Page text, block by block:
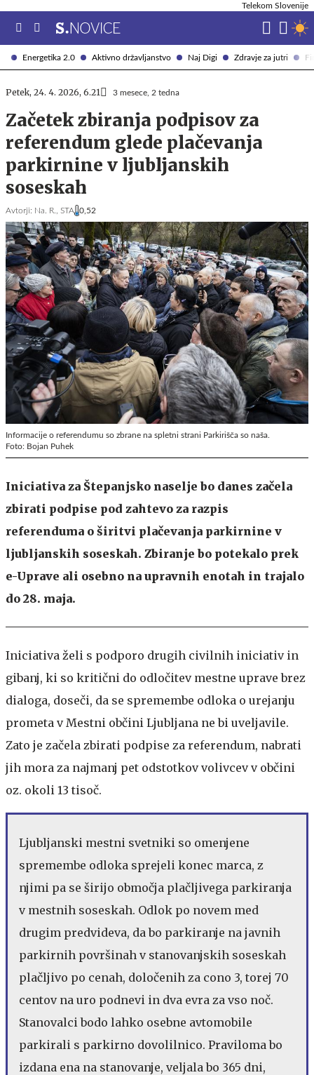
Energetika 2.0 Aktivno državljanstvo Naj Digi Zdravje za jutri
Telekom Slovenije
Petek, 24. 4. 2026, 6.21 3 mesece, 2 tedna
Začetek zbiranja podpisov za
referendum glede plačevanja
parkirnine v ljubljanskih
soseskah
Avtorji: Na. R., STA 0,52
Informacije o referendumu so zbrane na spletni strani Parkirišča so naša.
Foto: Bojan Puhek
Iniciativa za Štepanjsko naselje bo danes začela
zbirati podpise pod zahtevo za razpis
referenduma o širitvi plačevanja parkirnine v
ljubljanskih soseskah. Zbiranje bo potekalo prek
e-Uprave ali osebno na upravnih enotah in trajalo
do 28. maja.
Iniciativa želi s podporo drugih civilnih iniciativ in
gibanj, ki so kritični do odločitev mestne uprave brez
dialoga, doseči, da se spremembe odloka o urejanju
prometa v Mestni občini Ljubljana ne bi uveljavile.
Zato je začela zbirati podpise za referendum, nabrati
jih mora za najmanj pet odstotkov volivcev v občini
oz. okoli 13 tisoč.
Ljubljanski mestni svetniki so omenjene
spremembe odloka sprejeli konec marca, z
njimi pa se širijo območja plačljivega parkiranja
v mestnih soseskah. Odlok po novem med
drugim predvideva, da bo parkiranje na javnih
parkirnih površinah v stanovanjskih soseskah
plačljivo po cenah, določenih za cono 3, torej 70
centov na uro podnevi in dva evra za vso noč.
Stanovalci bodo lahko osebne avtomobile
parkirali s parkirno dovolilnico. Praviloma bo
izdana ena na stanovanje, veljala bo 365 dni,